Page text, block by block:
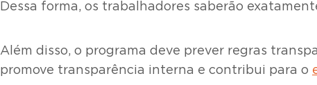
Dessa forma, os trabalhadores saberão
Além disso, o programa deve prever regras
promove transparência interna e contribui para o